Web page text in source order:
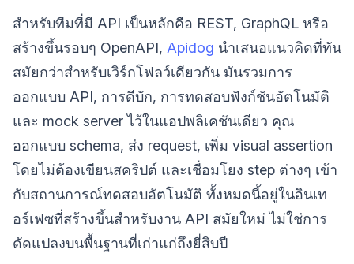
สำหรับทีมที่มี API เป็นหลักคือ REST, GraphQL หรือ
สร้างขึ้นรอบๆ OpenAPI, Apidog นำเสนอแนวคิดที่ทัน
สมัยกว่าสำหรับเวิร์กโฟลว์เดียวกัน มันรวมการ
ออกแบบ API, การดีบัก, การทดสอบฟังก์ชันอัตโนมัติ
และ mock server ไว้ในแอปพลิเคชันเดียว คุณ
ออกแบบ schema, ส่ง request, เพิ่ม visual assertion
โดยไม่ต้องเขียนสคริปต์ และเชื่อมโยง step ต่างๆ เข้า
กับสถานการณ์ทดสอบอัตโนมัติ ทั้งหมดนี้อยู่ในอินเท
อร์เฟซที่สร้างขึ้นสำหรับงาน API สมัยใหม่ ไม่ใช่การ
ดัดแปลงบนพื้นฐานที่เก่าแก่ถึงยี่สิบปี